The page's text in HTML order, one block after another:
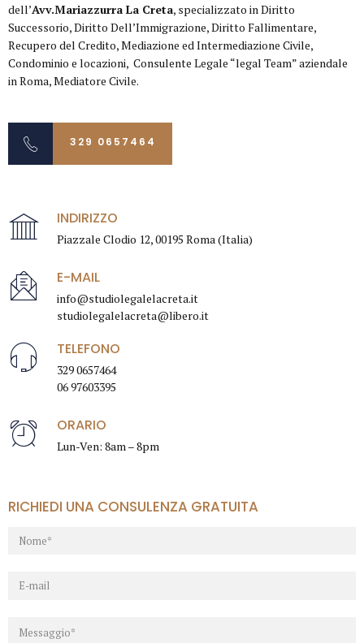
dell’Avv.Mariazzurra La Creta, specializzato in Diritto
Successorio, Diritto Dell’Immigrazione, Diritto Fallimentare,
Recupero del Credito, Mediazione ed Intermediazione Civile,
Condominio e locazioni, Consulente Legale “legal Team” aziendale
in Roma, Mediatore Civile.
329 0657464
INDIRIZZO
Piazzale Clodio 12, 00195 Roma (Italia)
E-MAIL
info@studiolegalelacreta.it
studiolegalelacreta@libero.it
TELEFONO
329 0657464
06 97603395
ORARIO
Lun-Ven: 8am – 8pm
RICHIEDI UNA CONSULENZA GRATUITA